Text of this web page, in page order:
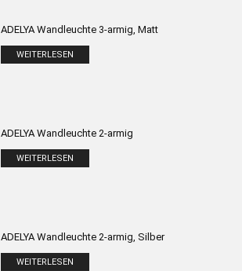
ADELYA Wandleuchte 3-armig, Matt
WEITERLESEN
ADELYA Wandleuchte 2-armig
WEITERLESEN
ADELYA Wandleuchte 2-armig, Silber
WEITERLESEN